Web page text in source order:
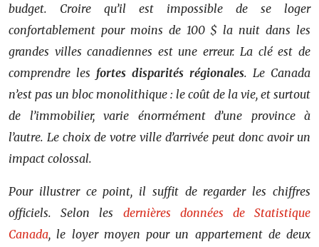
budget. Croire qu’il est impossible de se loger
confortablement pour moins de 100 $ la nuit dans les
grandes villes canadiennes est une erreur. La clé est de
comprendre les fortes disparités régionales. Le Canada
n’est pas un bloc monolithique : le coût de la vie, et surtout
de l’immobilier, varie énormément d’une province à
l’autre. Le choix de votre ville d’arrivée peut donc avoir un
impact colossal.
Pour illustrer ce point, il suffit de regarder les chiffres
officiels. Selon les dernières données de Statistique
Canada, le loyer moyen pour un appartement de deux